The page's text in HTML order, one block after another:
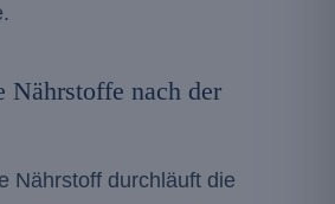
Nährstoffe nach der
Nährstoff durchläuft die